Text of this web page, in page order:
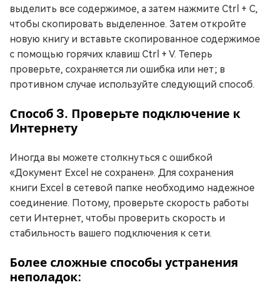
выделить все содержимое, а затем нажмите Ctrl + C,
чтобы скопировать выделенное. Затем откройте
новую книгу и вставьте скопированное содержимое
с помощью горячих клавиш Ctrl + V. Теперь
проверьте, сохраняется ли ошибка или нет; в
противном случае используйте следующий способ.
Способ 3. Проверьте подключение к
Интернету
Иногда вы можете столкнуться с ошибкой
«Документ Excel не сохранен». Для сохранения
книги Excel в сетевой папке необходимо надежное
соединение. Потому, проверьте скорость работы
сети Интернет, чтобы проверить скорость и
стабильность вашего подключения к сети.
Более сложные способы устранения
неполадок: